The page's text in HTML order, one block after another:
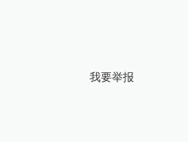
我要举报